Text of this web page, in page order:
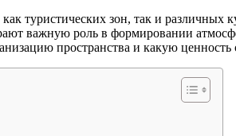
туристических зон, так и
важную роль в формировании
пространства и какую ценность